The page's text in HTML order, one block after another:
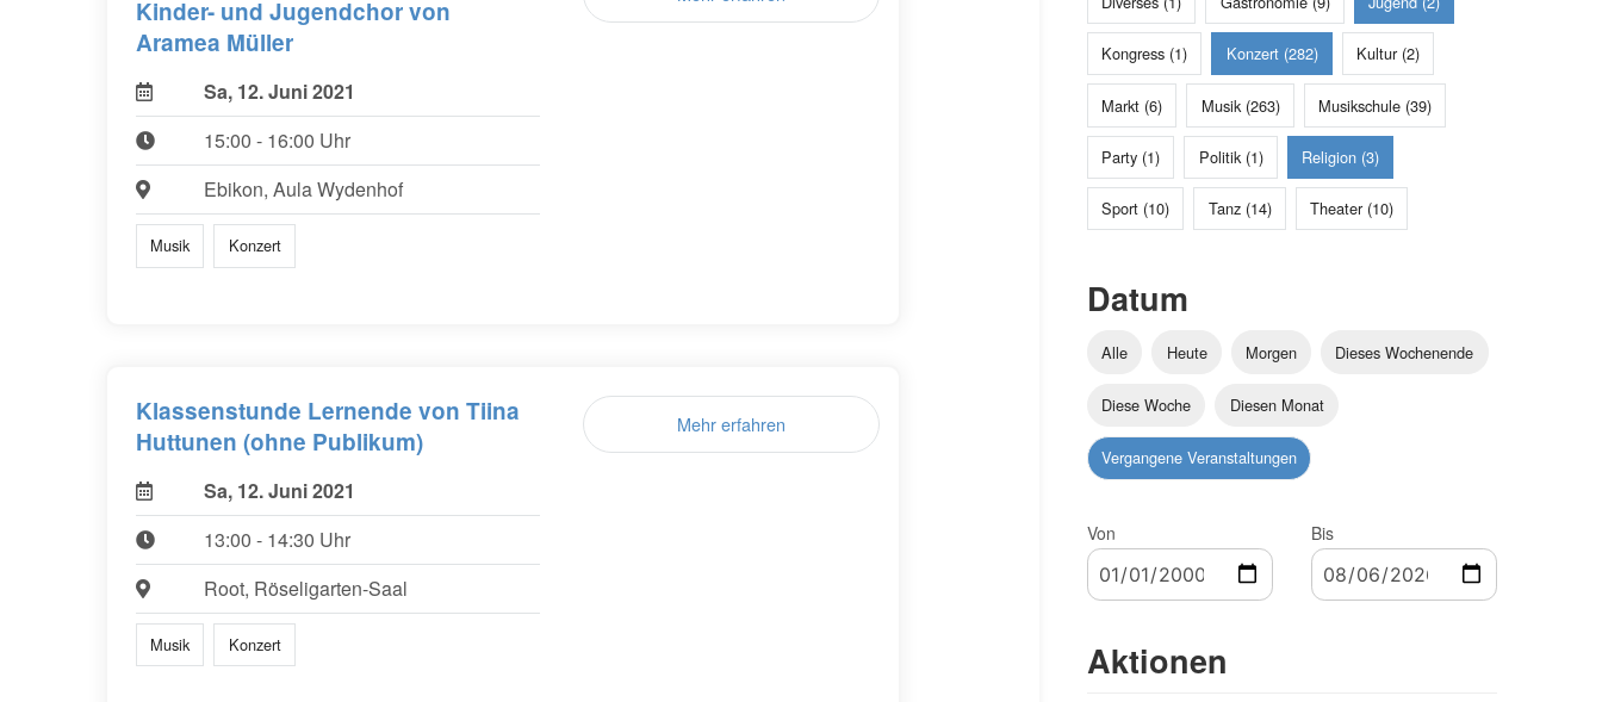
Kinder- und Jugendchor von
Aramea Müller
Sa, 12. Juni 2021
15:00 - 16:00 Uhr
Ebikon, Aula Wydenhof
Musik Konzert
Klassenstunde Lernende von Tiina
Huttunen (ohne Publikum)
Sa, 12. Juni 2021
13:00 - 14:30 Uhr
Root, Röseligarten-Saal
Musik Konzert
Mehr erfahren
Kongress (1) Konzert (282) Kultur (2)
Markt (6) Musik (263) Musikschule (39)
Party (1) Politik (1) Religion (3)
Sport (10) Tanz (14) Theater (10)
Datum
Alle Heute Morgen Dieses Wochenende
Diese Woche Diesen Monat
Vergangene Veranstaltungen
Von Bis
Aktionen